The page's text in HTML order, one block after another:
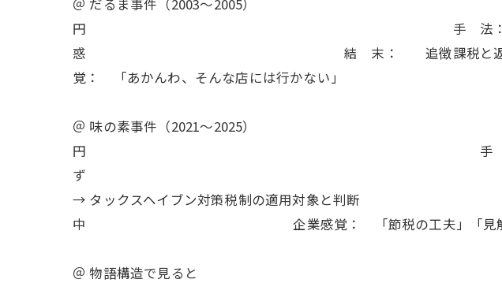
＠ だるま事件（2003〜2005）
円 手 法： 売上隠し → 北
惑 結 末： 追徴課税と返
覚： 「あかんわ、そんな店には行かない」
＠ 味の素事件（2021〜2025）
円 手 法： タイ子会社の所
ず
→ タックスヘイブン対策税制の適用対象と判
中 企業感覚： 「節税の工夫」「見解の
＠ 物語構造で見ると